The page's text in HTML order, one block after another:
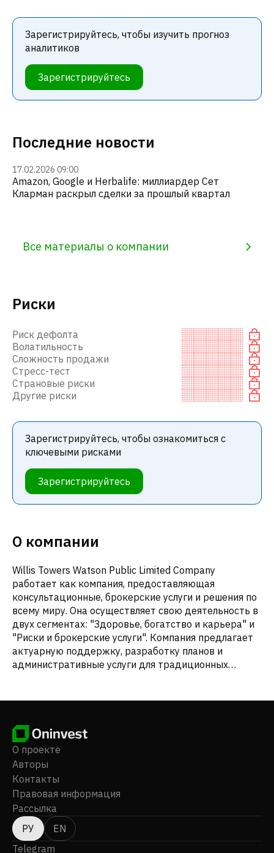
Последние новости
17.02.2026 09:00
Amazon, Google и Herbalife: миллиардер Сет
Кларман раскрыл сделки за прошлый квартал
Все материалы о компании
Риски
Риск дефолта
Волатильность
Сложность продажи
Стресс-тест
Страновые риски
Другие риски
Зарегистрируйтесь, чтобы ознакомиться с
ключевыми рисками
Зарегистрируйтесь
О компании
Willis Towers Watson Public Limited Company
работает как компания, предоставляющая
консультационные, брокерские услуги и решения по
всему миру. Она осуществляет свою деятельность в
двух сегментах: "Здоровье, богатство и карьера" и
"Риски и брокерские услуги". Компания предлагает
актуарную поддержку, разработку планов и
административные услуги для традиционных
брокерские услуги и административные услуги для
также услуги аутсорсинга льгот. Компания также
предоставляет консультации, данные, программное
обеспечение и продукты для решения вопросов
общего вознаграждения и талантов клиентов.
Кроме того, компания предлагает консультации по
рискам, страховые брокерские и консультационные
услуги в области страхования имущества и
страхования от несчастных случаев,
аэрокосмической, строительной и морской
Зарегистрируйтесь, чтобы изучить прогноз
аналитиков
Зарегистрируйтесь
О проекте
Авторы
Контакты
Правовая информация
Рассылка
РУ
EN
Telegram